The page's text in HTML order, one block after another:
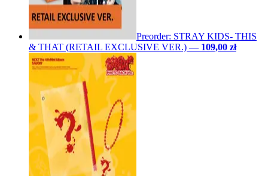
Preorder: STRAY KIDS- THIS
& THAT (RETAIL EXCLUSIVE VER.) — 109,00 zł